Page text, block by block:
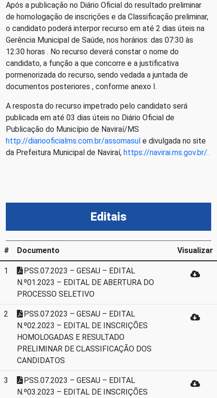
Após a publicação no Diário Oficial do resultado preliminar
de homologação de inscrições e da Classificação preliminar,
o candidato poderá interpor recurso em até 2 dias úteis na
Gerência Municipal de Saúde, nos horários: das 07:30 às
12:30 horas . No recurso deverá constar o nome do
candidato, a função a que concorre e a justificativa
pormenorizada do recurso, sendo vedada a juntada de
documentos posteriores , conforme anexo I.
A resposta do recurso impetrado pelo candidato será
publicada em até 03 dias úteis no Diário Oficial de
Publicação do Município de Naviraí/MS
http://diariooficialms.com.br/assomasul e divulgada no site
da Prefeitura Municipal de Naviraí, https://navirai.ms.gov.br/.
Editais
# Documento Visualizar
1
PSS.07.2023 – GESAU – EDITAL
N.º01.2023 – EDITAL DE ABERTURA DO
PROCESSO SELETIVO
2
PSS.07.2023 – GESAU – EDITAL
N.º02.2023 – EDITAL DE INSCRIÇÕES
HOMOLOGADAS E RESULTADO
PRELIMINAR DE CLASSIFICAÇÃO DOS
CANDIDATOS
3
PSS.07.2023 – GESAU – EDITAL
N.º03.2023 – EDITAL DE INSCRIÇÕES